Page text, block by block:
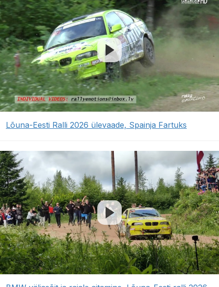
Lõuna-Eesti Ralli 2026 ülevaade, Spainja Fartuks